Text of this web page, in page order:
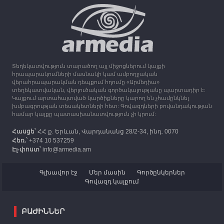
սպասվում է անձրև և ամպրոպ
30.09.2023
Միացյալ Թագավորությունը 1 միլիոն ֆունտ
ստեռլինգ կհատկացնի՝ աջակցելու Լեռնային
Ղարաբաղից բռնի տեղահանվածներին
12:25 30.09.2023
Հայաստան է ժամանել բռնի տեղահանված 100
հազար 417 արցախցի
Տեղեկատվություն տարածող այլ միջոցներում կայքի
հրապարակումների մասնակի կամ ամբողջական
վերահրապարակման դեպքում հղումը «Արմեդիա»
տեղեկատվական, վերլուծական գործակալությանը պարտադիր է:
Կայքում արտահայտված կարծիքները կարող են չհամընկնել
խմբագրության տեսակետների հետ: Գովազդների բովանդակության
համար կայքը պատասխանատվություն չի կրում:
Հասցե՝ՀՀ ք. Երևան, Վարդանանց 28/2-34, ինդ. 0070
Հեռ.՝+374 10 537259
Էլ-փոստ՝info@armedia.am
Գլխավոր էջ Մեր մասին
Գործընկերներ
Գովազդ կայքում
ԲԱԺԻՆՆԵՐ